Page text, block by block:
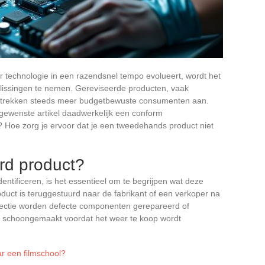
technologie in een razendsnel tempo evolueert, wordt het
te nemen. Gereviseerde producten, vaak
steeds meer budgetbewuste consumenten aan.
artikel daadwerkelijk een conform
zorg je ervoor dat je een tweedehands product niet
product?
is het essentieel om te begrijpen wat deze
is teruggestuurd naar de fabrikant of een verkoper na
worden defecte componenten gerepareerd of
voordat het weer te koop wordt
een filmschool?